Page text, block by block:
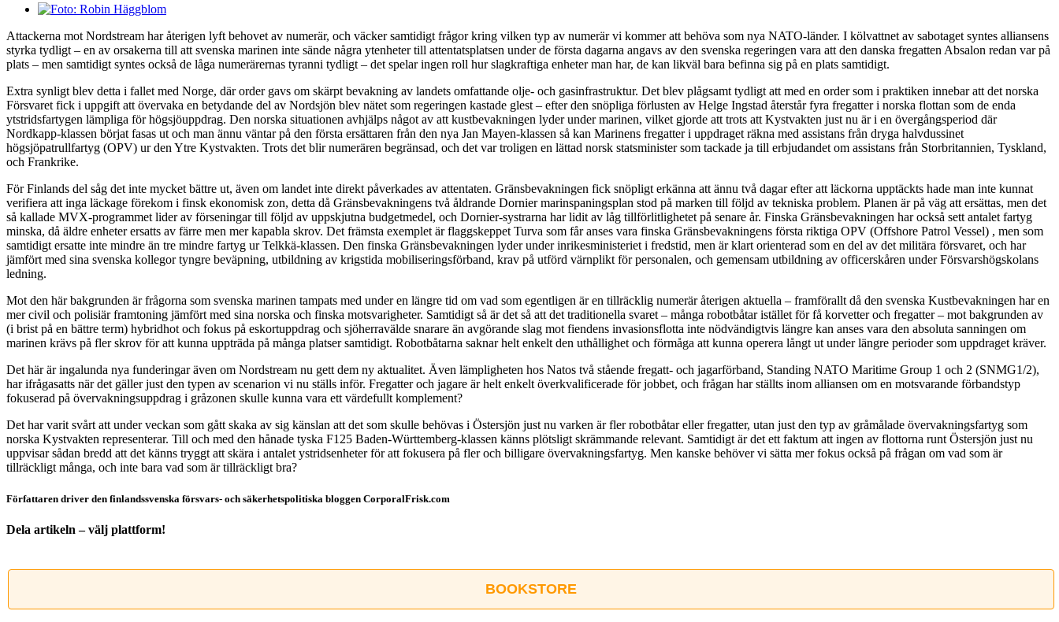
Visa
bild
Attackerna mot Nordstream har återigen lyft behovet av numerär, och väcker samtidigt frågor kring vilken typ av numerär vi kommer att behöva som nya NATO-länder. I kölvattnet av sabotaget syntes alliansens
styrka tydligt – en av orsakerna till att svenska marinen inte sände några ytenheter till attentatsplatsen under de första dagarna angavs av den svenska regeringen vara att den danska fregatten Absalon redan var på
plats – men samtidigt syntes också de låga numerärernas tyranni tydligt – det spelar ingen roll hur slagkraftiga enheter man har, de kan likväl bara befinna sig på en plats samtidigt.
Extra synligt blev detta i fallet med Norge, där order gavs om skärpt bevakning av landets omfattande olje- och gasinfrastruktur. Det blev plågsamt tydligt att med en order som i praktiken innebar att det norska
Försvaret fick i uppgift att övervaka en betydande del av Nordsjön blev nätet som regeringen kastade glest – efter den snöpliga förlusten av Helge Ingstad återstår fyra fregatter i norska flottan som de enda
ytstridsfartygen lämpliga för högsjöuppdrag. Den norska situationen avhjälps något av att kustbevakningen lyder under marinen, vilket gjorde att trots att Kystvakten just nu är i en övergångsperiod där
Nordkapp-klassen börjat fasas ut och man ännu väntar på den första ersättaren från den nya Jan Mayen-klassen så kan Marinens fregatter i uppdraget räkna med assistans från dryga halvdussinet
högsjöpatrullfartyg (OPV) ur den Ytre Kystvakten. Trots det blir numerären begränsad, och det var troligen en lättad norsk statsminister som tackade ja till erbjudandet om assistans från Storbritannien, Tyskland,
och Frankrike.
För Finlands del såg det inte mycket bättre ut, även om landet inte direkt påverkades av attentaten. Gränsbevakningen fick snöpligt erkänna att ännu två dagar efter att läckorna upptäckts hade man inte kunnat
verifiera att inga läckage förekom i finsk ekonomisk zon, detta då Gränsbevakningens två åldrande Dornier marinspaningsplan stod på marken till följd av tekniska problem. Planen är på väg att ersättas, men det
så kallade MVX-programmet lider av förseningar till följd av uppskjutna budgetmedel, och Dornier-systrarna har lidit av låg tillförlitlighetet på senare år. Finska Gränsbevakningen har också sett antalet fartyg
minska, då äldre enheter ersatts av färre men mer kapabla skrov. Det främsta exemplet är flaggskeppet Turva som får anses vara finska Gränsbevakningens första riktiga OPV (Offshore Patrol Vessel) , men som
samtidigt ersatte inte mindre än tre mindre fartyg ur Telkkä-klassen. Den finska Gränsbevakningen lyder under inrikesministeriet i fredstid, men är klart orienterad som en del av det militära försvaret, och har
jämfört med sina svenska kollegor tyngre beväpning, utbildning av krigstida mobiliseringsförband, krav på utförd värnplikt för personalen, och gemensam utbildning av officerskåren under Försvarshögskolans
ledning.
Mot den här bakgrunden är frågorna som svenska marinen tampats med under en längre tid om vad som egentligen är en tillräcklig numerär återigen aktuella – framförallt då den svenska Kustbevakningen har en
mer civil och polisiär framtoning jämfört med sina norska och finska motsvarigheter. Samtidigt så är det så att det traditionella svaret – många robotbåtar istället för få korvetter och fregatter – mot bakgrunden av
(i brist på en bättre term) hybridhot och fokus på eskortuppdrag och sjöherravälde snarare än avgörande slag mot fiendens invasionsflotta inte nödvändigtvis längre kan anses vara den absoluta sanningen om
marinen krävs på fler skrov för att kunna uppträda på många platser samtidigt. Robotbåtarna saknar helt enkelt den uthållighet och förmåga att kunna operera långt ut under längre perioder som uppdraget kräver.
Det här är ingalunda nya funderingar även om Nordstream nu gett dem ny aktualitet. Även lämpligheten hos Natos två stående fregatt- och jagarförband, Standing NATO Maritime Group 1 och 2 (SNMG1/2),
har ifrågasatts när det gäller just den typen av scenarion vi nu ställs inför. Fregatter och jagare är helt enkelt överkvalificerade för jobbet, och frågan har ställts inom alliansen om en motsvarande förbandstyp
fokuserad på övervakningsuppdrag i gråzonen skulle kunna vara ett värdefullt komplement?
Det har varit svårt att under veckan som gått skaka av sig känslan att det som skulle behövas i Östersjön just nu varken är fler robotbåtar eller fregatter, utan just den typ av gråmålade övervakningsfartyg som
norska Kystvakten representerar. Till och med den hånade tyska F125 Baden-Württemberg-klassen känns plötsligt skrämmande relevant. Samtidigt är det ett faktum att ingen av flottorna runt Östersjön just nu
uppvisar sådan bredd att det känns tryggt att skära i antalet ystridsenheter för att fokusera på fler och billigare övervakningsfartyg. Men kanske behöver vi sätta mer fokus också på frågan om vad som är
tillräckligt många, och inte bara vad som är tillräckligt bra?
Författaren driver den finlandssvenska försvars- och säkerhetspolitiska bloggen CorporalFrisk.com
Dela artikeln – välj plattform!
post
BOOKSTORE